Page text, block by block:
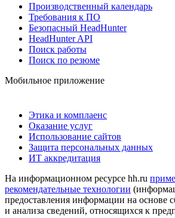
Производственный календарь
Требования к ПО
Безопасный HeadHunter
HeadHunter API
Поиск работы
Поиск по резюме
Мобильное приложение
Этика и комплаенс
Оказание услуг
Использование сайтов
Защита персональных данных
ИТ аккредитация
На информационном ресурсе hh.ru
рекомендательные технологии
предоставления информации на основе
и анализа сведений, относящихся к